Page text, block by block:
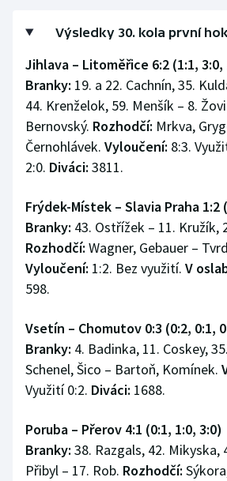
Výsledky 30. kola první
Jihlava – Litoměřice 6:2 (1:1, 3:0,
Branky: 19. a 22. Cachnín, 35.
44. Krenželok, 59. Menšík – 8.
Bernovský. Rozhodčí: Mrkva,
Černohlávek. Vyloučení: 8:3.
2:0. Diváci: 3811.
Frýdek-Místek – Slavia Praha 1:2
Branky: 43. Ostřížek – 11. Kružík,
Rozhodčí: Wagner, Gebauer –
Vyloučení: 1:2. Bez využití. V
598.
Vsetín – Chomutov 0:3 (0:2, 0:1,
Branky: 4. Badinka, 11. Coskey,
Schenel, Šico – Bartoň, Komínek.
Využití 0:2. Diváci: 1688.
Poruba – Přerov 4:1 (0:1, 1:0, 3:0)
Branky: 38. Razgals, 42. Mikyska,
Přibyl – 17. Rob. Rozhodčí: